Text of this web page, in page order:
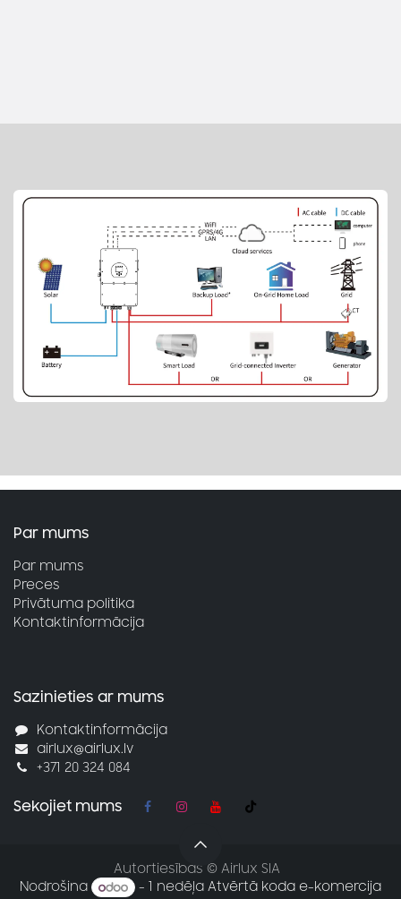
Par mums
Par mums
Preces
Privātuma politika
Kontaktinformācija
Sazinieties ar mums
Kontaktinformācija
airlux@airlux.lv
+371 20 324 084
Sekojiet mums
Autortiesības © Airlux SIA
Nodrošina
- 1 nedēļa Atvērtā koda e-komercija